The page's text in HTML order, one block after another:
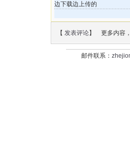
边下载边上传的
【 发表评论】 更多内容
邮件联系：